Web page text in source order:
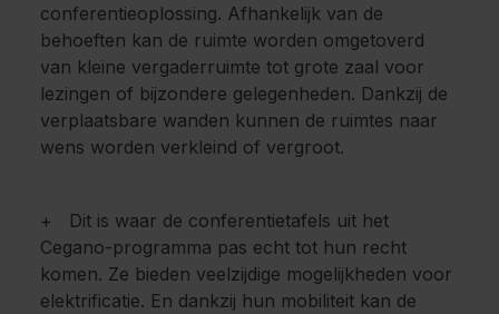
conferentieoplossing. Afhankelijk van de
behoeften kan de ruimte worden omgetoverd
van kleine vergaderruimte tot grote zaal voor
lezingen of bijzondere gelegenheden. Dankzij de
verplaatsbare wanden kunnen de ruimtes naar
wens worden verkleind of vergroot.
+ Dit is waar de conferentietafels uit het
Cegano-programma pas echt tot hun recht
komen. Ze bieden veelzijdige mogelijkheden voor
elektrificatie. En dankzij hun mobiliteit kan de